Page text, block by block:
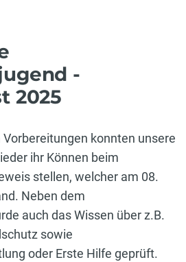
-
2025
konnten unsere
ihr Können beim
stellen, welcher am 08.
Neben dem
auch das Wissen über z.B.
sowie
oder Erste Hilfe geprüft.